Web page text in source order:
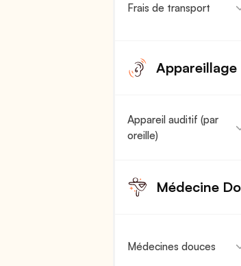
Frais de transport
Appareillage
Appareil auditif (par
oreille)
Médecine
Médecines douces